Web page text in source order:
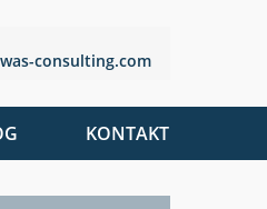
consulting.com
KONTAKT